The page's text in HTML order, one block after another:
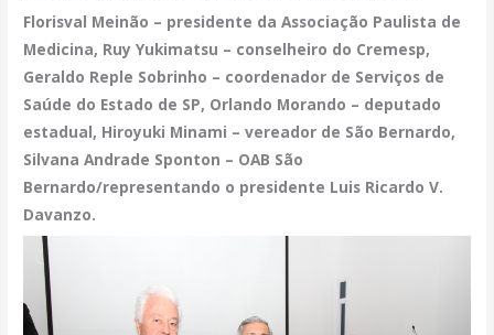
Florisval Meinão – presidente da Associação Paulista de
Medicina, Ruy Yukimatsu – conselheiro do Cremesp,
Geraldo Reple Sobrinho – coordenador de Serviços de
Saúde do Estado de SP, Orlando Morando – deputado
estadual, Hiroyuki Minami – vereador de São Bernardo,
Silvana Andrade Sponton – OAB São
Bernardo/representando o presidente Luis Ricardo V.
Davanzo.